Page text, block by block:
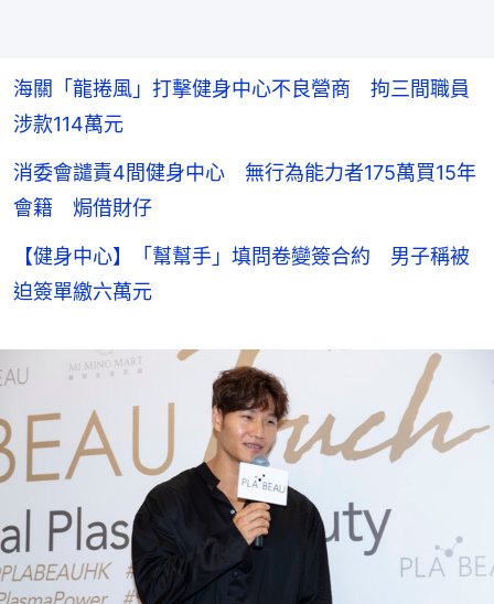
海關「龍捲風」打擊健身中心不良營商 拘三間職員
涉款114萬元
消委會譴責4間健身中心 無行為能力者175萬買15年
會籍 焗借財仔
【健身中心】「幫幫手」填問卷變簽合約 男子稱被
迫簽單繳六萬元